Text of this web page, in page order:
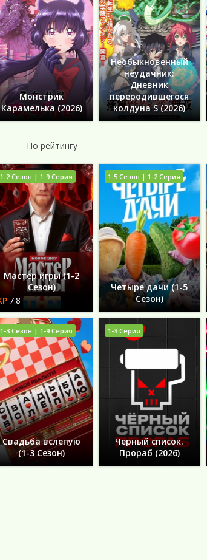
Монстрик
Карамелька (2026)
Необыкновенный
неудачник:
Дневник
переродившегося
колдуна S (2026)
По рейтингу
Мастер игры (1-2
Сезон)
7.8
1-2 Сезон | 1-9 Серия
Четыре дачи (1-5
Сезон)
1-5 Сезон | 1-2 Серия
Свадьба вслепую
(1-3 Сезон)
1-3 Сезон | 1-9 Серия
Черный список.
Прораб (2026)
1-3 Серия